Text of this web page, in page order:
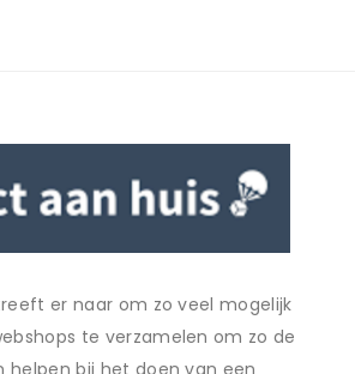
er naar om zo veel mogelijk
te verzamelen om zo de
helpen bij het doen van een